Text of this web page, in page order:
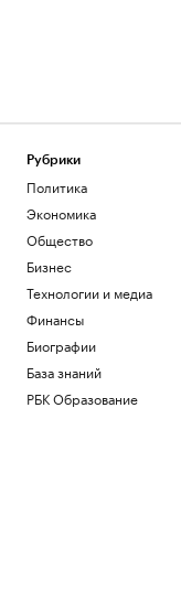
Рубрики
Политика
Экономика
Общество
Бизнес
Технологии и медиа
Финансы
Биографии
База знаний
РБК Образование